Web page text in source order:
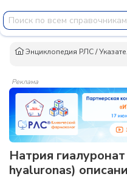
Энциклопедия РЛС/
Реклама
Натрия
hyaluronas)